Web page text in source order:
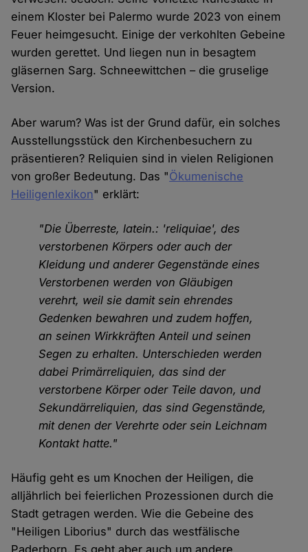
einem Kloster bei Palermo wurde 2023 von einem
Feuer heimgesucht. Einige der verkohlten Gebeine
wurden gerettet. Und liegen nun in besagtem
gläsernen Sarg. Schneewittchen – die gruselige
Version.
Aber warum? Was ist der Grund dafür, ein solches
Ausstellungsstück den Kirchenbesuchern zu
präsentieren? Reliquien sind in vielen Religionen
von großer Bedeutung. Das "Ökumenische
Heiligenlexikon" erklärt:
"Die Überreste, latein.: 'reliquiae', des
verstorbenen Körpers oder auch der
Kleidung und anderer Gegenstände eines
Verstorbenen werden von Gläubigen
verehrt, weil sie damit sein ehrendes
Gedenken bewahren und zudem hoffen,
an seinen Wirkkräften Anteil und seinen
Segen zu erhalten. Unterschieden werden
dabei Primärreliquien, das sind der
verstorbene Körper oder Teile davon, und
Sekundärreliquien, das sind Gegenstände,
mit denen der Verehrte oder sein Leichnam
Kontakt hatte."
Häufig geht es um Knochen der Heiligen, die
alljährlich bei feierlichen Prozessionen durch die
Stadt getragen werden. Wie die Gebeine des
"Heiligen Liborius" durch das westfälische